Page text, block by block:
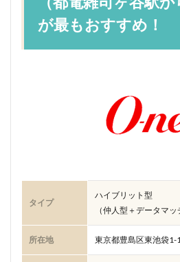
が最もおすすめ！
タイプ
ハイブリット型
（仲人型＋データマッ
所在地 東京都豊島区東池袋1-